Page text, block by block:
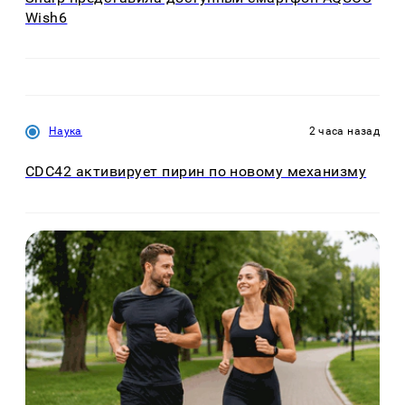
Wish6
Наука 2 часа назад
CDC42 активирует пирин по новому механизму